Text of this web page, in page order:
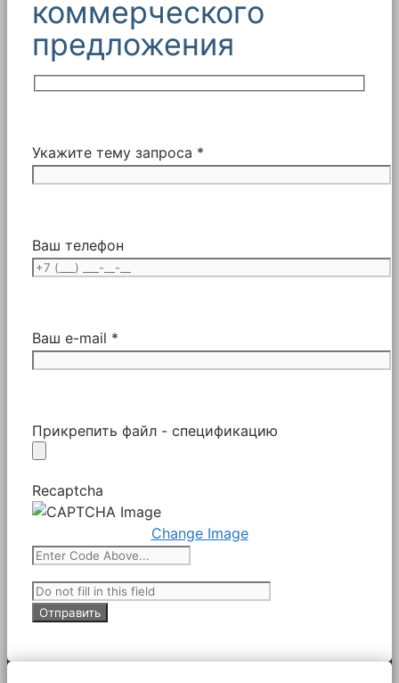
коммерческого
предложения
Укажите тему запроса *
Ваш телефон
Ваш e-mail *
Прикрепить файл - спецификацию
Recaptcha
Change Image